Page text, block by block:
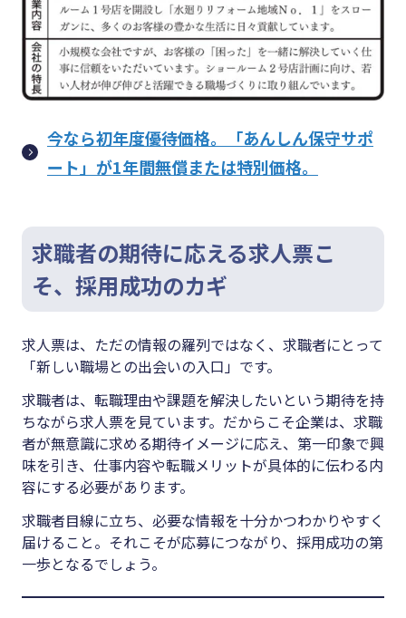
今なら初年度優待価格。「あんしん保守サポ
ート」が1年間無償または特別価格。
求職者の期待に応える求人票こ
そ、採用成功のカギ
求人票は、ただの情報の羅列ではなく、求職者にとって
「新しい職場との出会いの入口」です。
求職者は、転職理由や課題を解決したいという期待を持
ちながら求人票を見ています。だからこそ企業は、求職
者が無意識に求める期待イメージに応え、第一印象で興
味を引き、仕事内容や転職メリットが具体的に伝わる内
容にする必要があります。
求職者目線に立ち、必要な情報を十分かつわかりやすく
届けること。それこそが応募につながり、採用成功の第
一歩となるでしょう。